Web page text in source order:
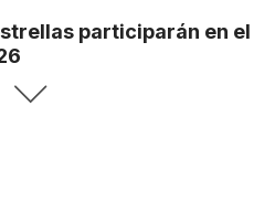
participarán en el